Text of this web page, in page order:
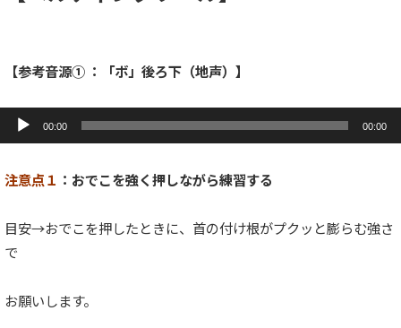
【参考音源① ：「ボ」後ろ下（地声）】
音
プ
ヤ
00:00 00:00
注意点１ ：おでこを強く押しながら練習する
目安→おでこを押したときに、首の付け根がプクッと膨らむ強さ
で
お願いします。